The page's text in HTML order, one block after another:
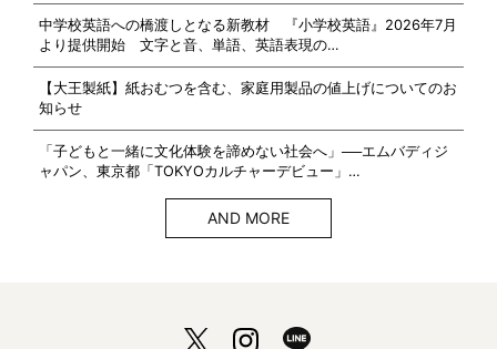
中学校英語への橋渡しとなる新教材 『小学校英語』2026年7月
より提供開始 文字と音、単語、英語表現の…
【大王製紙】紙おむつを含む、家庭用製品の値上げについてのお
知らせ
「子どもと一緒に文化体験を諦めない社会へ」──エムバディジ
ャパン、東京都「TOKYOカルチャーデビュー」…
AND MORE